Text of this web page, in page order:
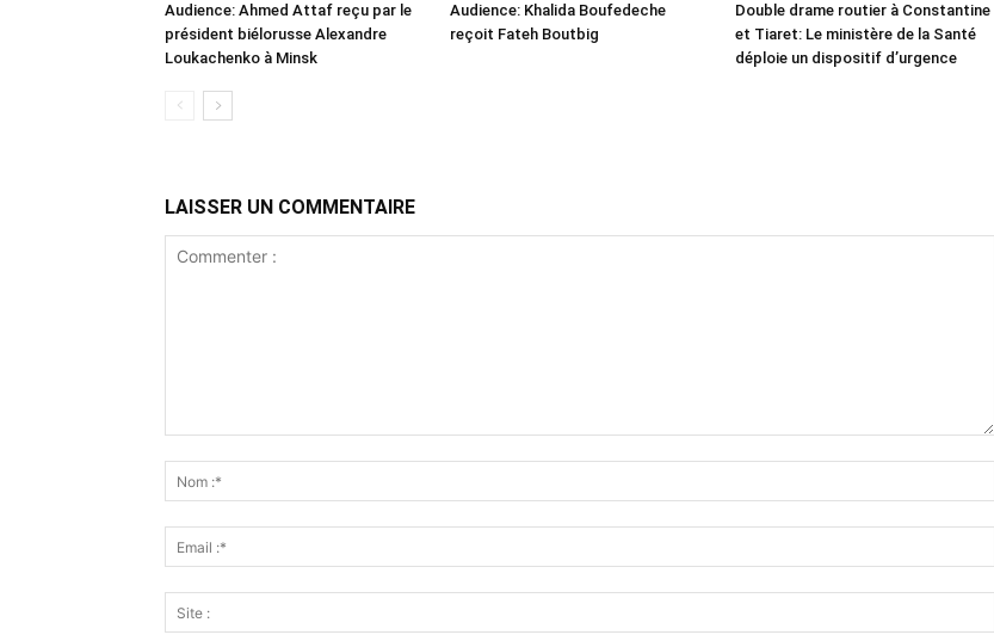
Audience: Ahmed Attaf reçu par le
président biélorusse Alexandre
Loukachenko à Minsk
Audience: Khalida Boufedeche
reçoit Fateh Boutbig
Double drame routier à Constantine
et Tiaret: Le ministère de la Santé
déploie un dispositif d’urgence
LAISSER UN COMMENTAIRE